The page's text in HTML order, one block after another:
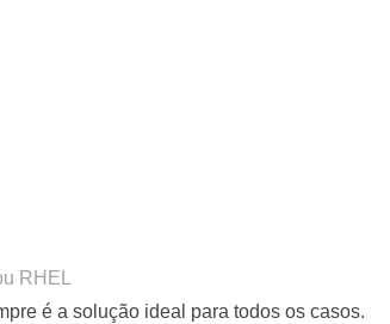
RHEL
é a solução ideal para todos os casos.